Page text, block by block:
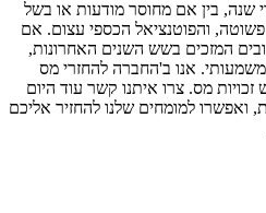
שנה, בין אם מחוסר מודעות או בשל
והפוטנציאל הכספי עצום. אם
המזכים בשש השנים האחרונות,
אנו ב'החברה להחזרי מס
מס. צרו איתנו קשר עוד היום
ואפשרו למומחים שלנו להחזיר אליכם